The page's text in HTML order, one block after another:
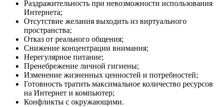
Раздражительность при невозможности использования
Интернета;
Отсутствие желания выходить из виртуального
пространства;
Отказ от реального общения;
Снижение концентрации внимания;
Нерегулярное питание;
Пренебрежение личной гигиены;
Изменение жизненных ценностей и потребностей;
Готовность тратить максимальное количество ресурсов
на Интернет и компьютер;
Конфликты с окружающими.